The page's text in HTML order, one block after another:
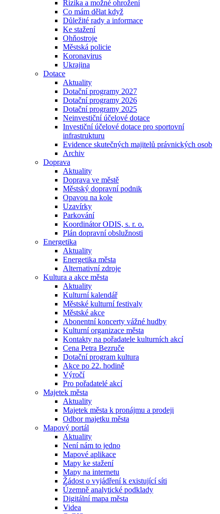
Rizika a možné ohrožení
Co mám dělat když
Důležité rady a informace
Ke stažení
Ohňostroje
Městská policie
Koronavirus
Ukrajina
Dotace
Aktuality
Dotační programy 2027
Dotační programy 2026
Dotační programy 2025
Neinvestiční účelové dotace
Investiční účelové dotace pro sportovní
infrastrukturu
Evidence skutečných majitelů právnických osob
Archiv
Doprava
Aktuality
Doprava ve městě
Městský dopravní podnik
Opavou na kole
Uzavírky
Parkování
Koordinátor ODIS, s. r. o.
Plán dopravní obslužnosti
Energetika
Aktuality
Energetika města
Alternativní zdroje
Kultura a akce města
Aktuality
Kulturní kalendář
Městské kulturní festivaly
Městské akce
Abonentní koncerty vážné hudby
Kulturní organizace města
Kontakty na pořadatele kulturních akcí
Cena Petra Bezruče
Dotační program kultura
Akce po 22. hodině
Výročí
Pro pořadatelé akcí
Majetek města
Aktuality
Majetek města k pronájmu a prodeji
Odbor majetku města
Mapový portál
Aktuality
Není nám to jedno
Mapové aplikace
Mapy ke stažení
Mapy na internetu
Žádost o vyjádření k existující síti
Územně analytické podklady
Digitální mapa města
Videa